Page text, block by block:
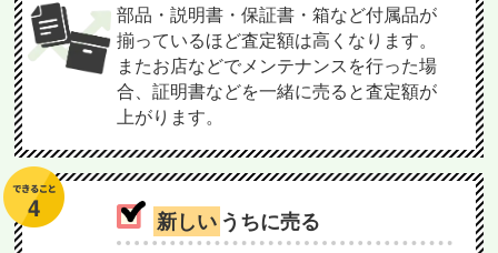
部品・説明書・保証書・箱など付属品が
揃っているほど査定額は高くなります。
またお店などでメンテナンスを行った場
合、証明書などを一緒に売ると査定額が
上がります。
新しい うちに売る